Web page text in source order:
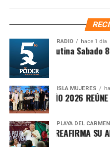
Morelos, siempre que la
jurisdicción de cada oficina.
disponibles se encuentran
de derechos por defunción
derechos
Modificación
de beneficiarios
RADIO hace 1 día
Síntesis Matutina Sabado
ISLA MUJERES
ISLEÑO 2026 REÚNE
PLAYA DEL CARMEN
MARÍN REAFIRMA SU